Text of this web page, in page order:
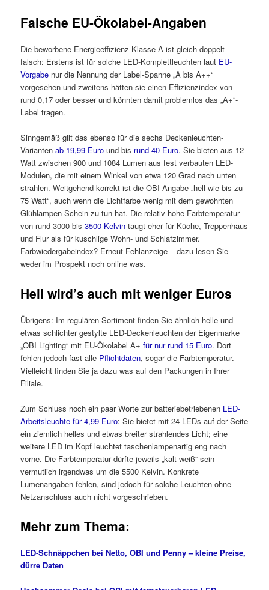
Falsche EU-Ökolabel-Angaben
Die beworbene Energieeffizienz-Klasse A ist gleich doppelt
falsch: Erstens ist für solche LED-Komplettleuchten laut EU-
Vorgabe nur die Nennung der Label-Spanne „A bis A++“
vorgesehen und zweitens hätten sie einen Effizienzindex von
rund 0,17 oder besser und könnten damit problemlos das „A+“-
Label tragen.
Sinngemäß gilt das ebenso für die sechs Deckenleuchten-
Variantenab 19,99 Euro und bis rund 40 Euro. Sie bieten aus 12
Watt zwischen 900 und 1084 Lumen aus fest verbauten LED-
Modulen, die mit einem Winkel von etwa 120 Grad nach unten
strahlen. Weitgehend korrekt ist die OBI-Angabe „hell wie bis zu
75 Watt“, auch wenn die Lichtfarbe wenig mit dem gewohnten
Glühlampen-Schein zu tun hat. Die relativ hohe Farbtemperatur
von rund 3000 bis3500 Kelvin taugt eher für Küche, Treppenhaus
und Flur als für kuschlige Wohn- und Schlafzimmer.
Farbwiedergabeindex? Erneut Fehlanzeige – dazu lesen Sie
weder im Prospekt noch online was.
Hell wird’s auch mit weniger Euros
Übrigens: Im regulären Sortiment finden Sie ähnlich helle und
etwas schlichter gestylte LED-Deckenleuchten der Eigenmarke
„OBI Lighting“ mit EU-Ökolabel A+für nur rund 15 Euro. Dort
fehlen jedoch fast alle Pflichtdaten, sogar die Farbtemperatur.
Vielleicht finden Sie ja dazu was auf den Packungen in Ihrer
Filiale.
Zum Schluss noch ein paar Worte zur batteriebetriebenen LED-
Arbeitsleuchte für 4,99 Euro: Sie bietet mit 24 LEDs auf der Seite
ein ziemlich helles und etwas breiter strahlendes Licht; eine
weitere LED im Kopf leuchtet taschenlampenartig eng nach
vorne. Die Farbtemperatur dürfte jeweils „kalt-weiß“ sein –
vermutlich irgendwas um die 5500 Kelvin. Konkrete
Lumenangaben fehlen, sind jedoch für solche Leuchten ohne
Netzanschluss auch nicht vorgeschrieben.
Mehr zum Thema:
LED-Schnäppchen bei Netto, OBI und Penny – kleine Preise,
dürre Daten